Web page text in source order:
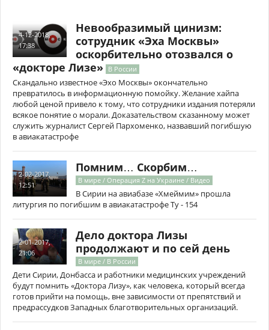
4-12-2018,
17:38
Невообразимый цинизм:
сотрудник «Эха Москвы»
оскорбительно отозвался о
«докторе Лизе» В России
Скандально известное «Эхо Москвы» окончательно
превратилось в информационную помойку. Желание хайпа
любой ценой привело к тому, что сотрудники издания потеряли
всякое понятие о морали. Доказательством сказанному может
служить журналист Сергей Пархоменко, назвавший погибшую
в авиакатастрофе
2-02-2017,
12:51
Помним… Скорбим…
В мире / Операция Z на Украине / Видео
В Сирии на авиабазе «Хмеймим» прошла
литургия по погибшим в авиакатастрофе Ту - 154
2-01-2017,
21:06
Дело доктора Лизы
продолжают и по сей день
В мире / В России
Дети Сирии, Донбасса и работники медицинских учреждений
будут помнить «Доктора Лизу», как человека, который всегда
готов прийти на помощь, вне зависимости от препятствий и
предрассудков Западных благотворительных организаций.